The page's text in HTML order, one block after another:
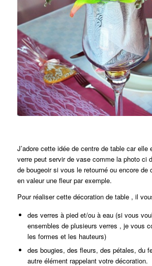
J’adore cette idée de centre de table car
verre peut servir de vase comme la photo ci
de bougeoir si vous le retourné ou encore de
en valeur une fleur par exemple.
Pour réaliser cette décoration de table , il
des verres à pied et/ou à eau (si vous
ensembles de plusieurs verres , je vous
les formes et les hauteurs)
des bougies, des fleurs, des pétales, du
autre élément rappelant votre décoration.